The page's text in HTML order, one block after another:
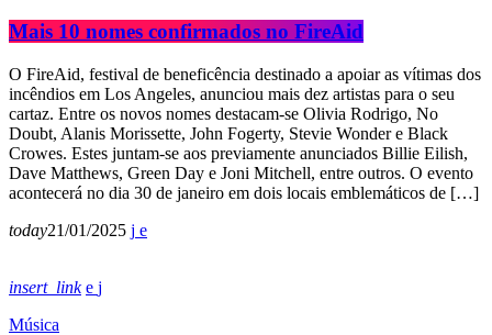
Mais 10 nomes confirmados no FireAid
O FireAid, festival de beneficência destinado a apoiar as vítimas dos
incêndios em Los Angeles, anunciou mais dez artistas para o seu
cartaz. Entre os novos nomes destacam-se Olivia Rodrigo, No
Doubt, Alanis Morissette, John Fogerty, Stevie Wonder e Black
Crowes. Estes juntam-se aos previamente anunciados Billie Eilish,
Dave Matthews, Green Day e Joni Mitchell, entre outros. O evento
acontecerá no dia 30 de janeiro em dois locais emblemáticos de […]
today21/01/2025
insert_link
Música